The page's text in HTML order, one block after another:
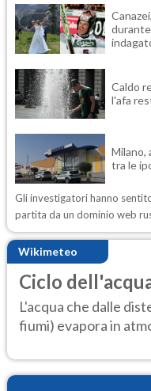
Caldo
l'afa
Milano,
tra le
Gli investigatori hanno
partita da un dominio web
Wikimeteo
Ciclo
L'acqua che dalle
fiumi) evapora in